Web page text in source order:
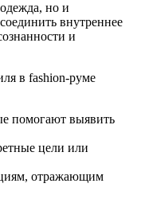
но и
внутреннее
и
в fashion-руме
помогают выявить
цели или
отражающим